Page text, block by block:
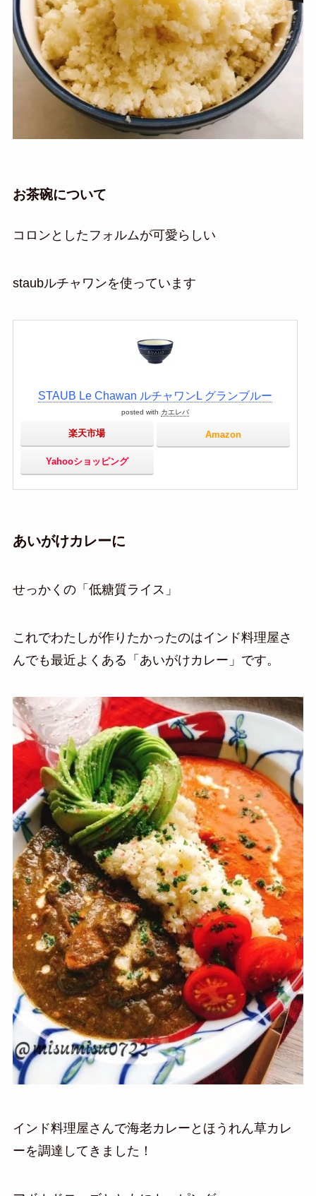
お茶碗について
コロンとしたフォルムが可愛らしい
staubルチャワンを使っています
STAUB Le Chawan ルチャワンL グランブルー
posted with カエレバ
楽天市場 Amazon
Yahooショッピング
あいがけカレーに
せっかくの「低糖質ライス」
これでわたしが作りたかったのはインド料理屋さ
んでも最近よくある「あいがけカレー」です。
インド料理屋さんで海老カレーとほうれん草カレ
ーを調達してきました！